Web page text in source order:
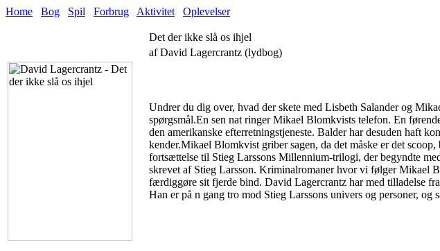
Home Bog Spil Forbrug Aktivitet Oplevelser
Det der ikke slå os ihjel
af David Lagercrantz (lydbog)
Undrer du dig over, hvad der skete med Lisbeth Salander og
spørgsmål.En sen nat ringer Mikael Blomkvists telefon. En
den amerikanske efterretningstjeneste. Balder har desuden haft
kender.Mikael Blomkvist griber sagen, da det måske er det
fortsættelse til Stieg Larssons Millennium-trilogi, der begyndte
skrevet af Stieg Larsson. Kriminalromaner hvor vi følger Mikael
færdiggøre sit fjerde bind. David Lagercrantz har med tilladelse
Han er på n gang tro mod Stieg Larssons univers og personer, og